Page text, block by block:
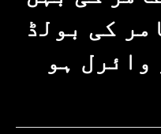
کی بولڈ
وائرل ہو